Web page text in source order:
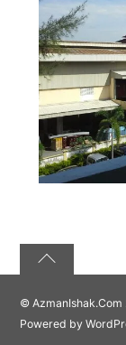
©AzmanIshak.Com
Powered by